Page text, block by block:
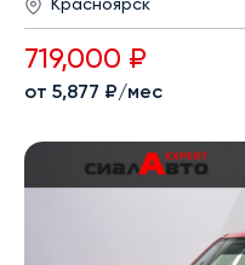
Красноярск
719,000 ₽
от 5,877 ₽/мес